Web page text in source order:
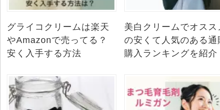
グライコクリームは楽天
やAmazonで売ってる？
安く入手する方法
美白クリームでオスス
の安くて人気のある通
購入ランキングを紹介